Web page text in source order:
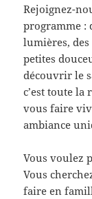
Rejoignez-
programme :
lumières,
petites
découvrir le
c’est toute
vous faire
ambiance
Vous voulez
Vous
faire en